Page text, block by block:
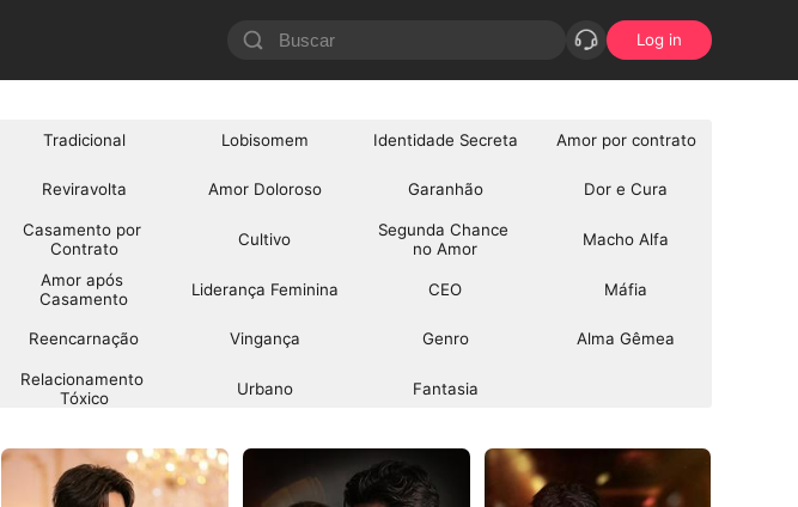
Log in
Tradicional Lobisomem Identidade Secreta Amor por contrato
Reviravolta Amor Doloroso Garanhão Dor e Cura
Casamento por
Contrato
Cultivo
Segunda Chance
no Amor
Macho Alfa
Amor após
Casamento
Liderança Feminina CEO Máfia
Reencarnação Vingança Genro Alma Gêmea
Relacionamento
Tóxico
Urbano Fantasia